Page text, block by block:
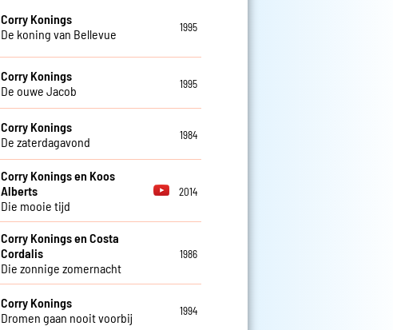
Corry Konings
De koning van Bellevue
1995
Corry Konings
De ouwe Jacob
1995
Corry Konings
De zaterdagavond
1984
Corry Konings en Koos
Alberts
Die mooie tijd
2014
Corry Konings en Costa
Cordalis
Die zonnige zomernacht
1986
Corry Konings
Dromen gaan nooit voorbij
1994